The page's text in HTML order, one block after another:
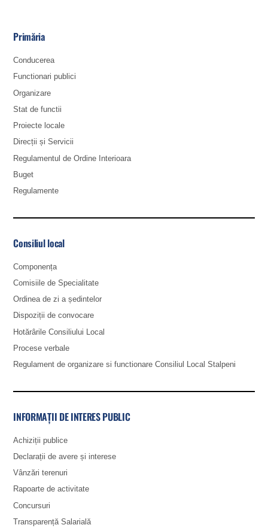
Primăria
Conducerea
Functionari publici
Organizare
Stat de functii
Proiecte locale
Direcții și Servicii
Regulamentul de Ordine Interioara
Buget
Regulamente
Consiliul local
Componența
Comisiile de Specialitate
Ordinea de zi a ședintelor
Dispoziții de convocare
Hotărârile Consiliului Local
Procese verbale
Regulament de organizare si functionare Consiliul Local Stalpeni
INFORMAȚII DE INTERES PUBLIC
Achiziții publice
Declarații de avere și interese
Vânzări terenuri
Rapoarte de activitate
Concursuri
Transparență Salarială